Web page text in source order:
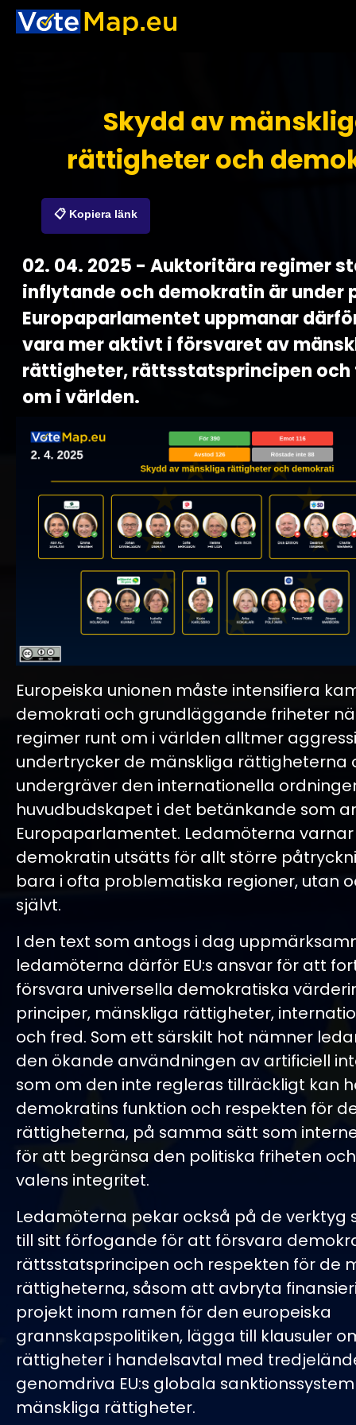
Skydd av
rättigheter och
📋 Kopiera länk
02. 04. 2025 - Auktoritära regimer
inflytande och demokratin är under
Europaparlamentet uppmanar
vara mer aktivt i försvaret av
rättigheter, rättsstatsprincipen och
om i världen.
Europeiska unionen måste intensifiera
demokrati och grundläggande friheter
regimer runt om i världen alltmer
undertrycker de mänskliga rättigheterna
undergräver den internationella
huvudbudskapet i det betänkande som
Europaparlamentet. Ledamöterna
demokratin utsätts för allt större
bara i ofta problematiska regioner, utan
självt.
I den text som antogs i dag
ledamöterna därför EU:s ansvar för att
försvara universella demokratiska
principer, mänskliga rättigheter,
och fred. Som ett särskilt hot nämner
den ökande användningen av artificiell
som om den inte regleras tillräckligt kan
demokratins funktion och respekten för
rättigheterna, på samma sätt som
för att begränsa den politiska friheten
valens integritet.
Ledamöterna pekar också på de verktyg
till sitt förfogande för att försvara
rättsstatsprincipen och respekten för de
rättigheterna, såsom att avbryta
projekt inom ramen för den europeiska
grannskapspolitiken, lägga till klausuler
rättigheter i handelsavtal med
genomdriva EU:s globala
mänskliga rättigheter.